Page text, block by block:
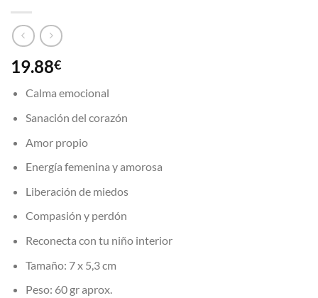
19.88€
Calma emocional
Sanación del corazón
Amor propio
Energía femenina y amorosa
Liberación de miedos
Compasión y perdón
Reconecta con tu niño interior
Tamaño: 7 x 5,3 cm
Peso: 60 gr aprox.